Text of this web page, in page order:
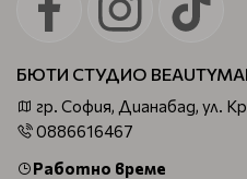
БЮТИ СТУДИО
гр. София, Дианабад, ул.
0886616467
Работно време